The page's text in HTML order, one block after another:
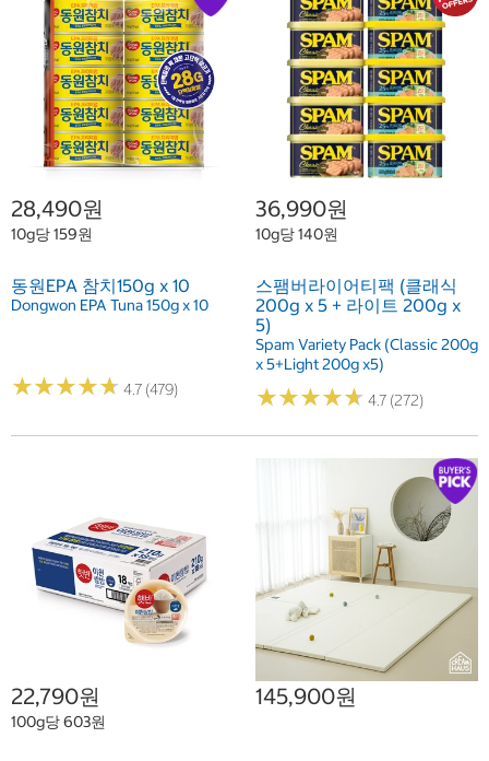
28,490원
10g당 159원
동원EPA 참치150g x 10
Dongwon EPA Tuna 150g x 10
★★★★★
★★★★★ 4.7 (479)
36,990원
10g당 140원
스팸버라이어티팩 (클래식
200g x 5 + 라이트 200g x
5)
Spam Variety Pack (Classic 200g
x 5+Light 200g x5)
★★★★★
★★★★★ 4.7 (272)
22,790원
100g당 603원
145,900원